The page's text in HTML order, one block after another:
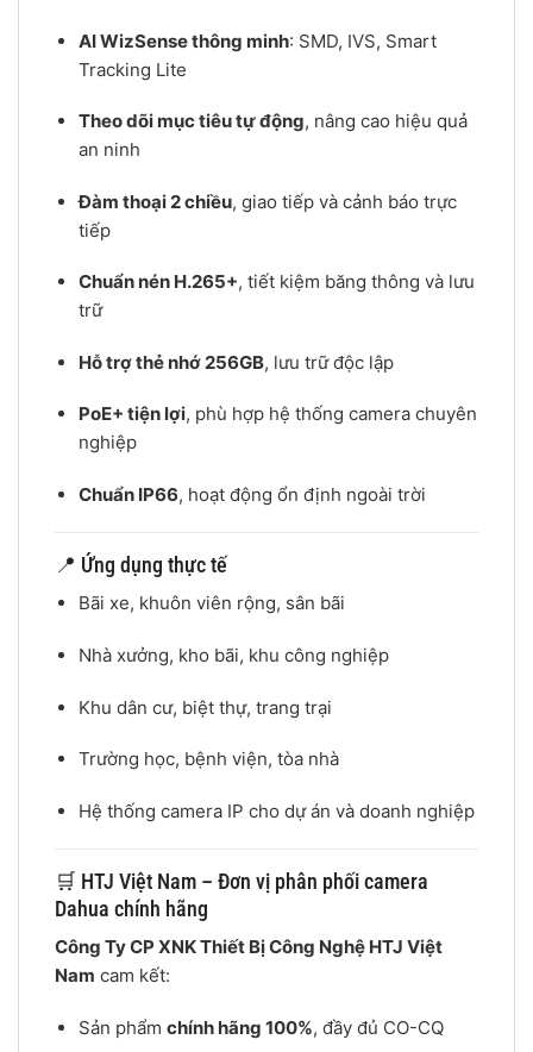
AI WizSense thông minh: SMD, IVS, Smart
Tracking Lite
Theo dõi mục tiêu tự động, nâng cao hiệu quả
an ninh
Đàm thoại 2 chiều, giao tiếp và cảnh báo trực
tiếp
Chuẩn nén H.265+, tiết kiệm băng thông và lưu
trữ
Hỗ trợ thẻ nhớ 256GB, lưu trữ độc lập
PoE+ tiện lợi, phù hợp hệ thống camera chuyên
nghiệp
Chuẩn IP66, hoạt động ổn định ngoài trời
📍 Ứng dụng thực tế
Bãi xe, khuôn viên rộng, sân bãi
Nhà xưởng, kho bãi, khu công nghiệp
Khu dân cư, biệt thự, trang trại
Trường học, bệnh viện, tòa nhà
Hệ thống camera IP cho dự án và doanh nghiệp
🛒 HTJ Việt Nam – Đơn vị phân phối camera
Dahua chính hãng
Công Ty CP XNK Thiết Bị Công Nghệ HTJ Việt
Nam cam kết:
Sản phẩm chính hãng 100%, đầy đủ CO-CQ